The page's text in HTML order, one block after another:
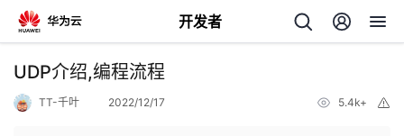
开发者
返
UDP介绍,编程流程
TT-千叶 2022/12/17 5.4k+